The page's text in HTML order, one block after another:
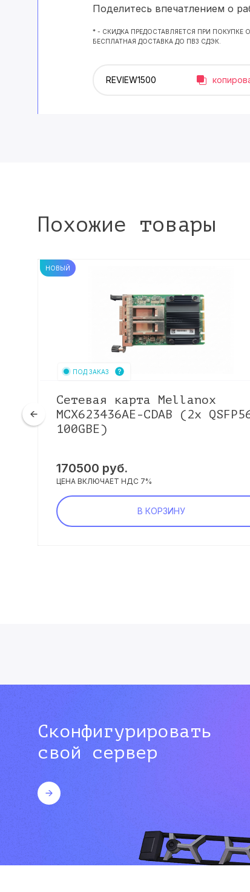
Поделитесь впечатлением о
* - СКИДКА ПРЕДОСТАВЛЯЕТСЯ ПРИ ПОКУПКЕ
БЕСПЛАТНАЯ ДОСТАВКА ДО ПВЗ СДЭК.
Похожие товары
НОВЫЙ
ПОД ЗАКАЗ
Сетевая карта Mellanox
MCX623436AE-CDAB (2x
100GBE)
170500 руб.
ЦЕНА ВКЛЮЧАЕТ НДС 7%
В КОРЗИНУ
Сконфигурировать
свой сервер